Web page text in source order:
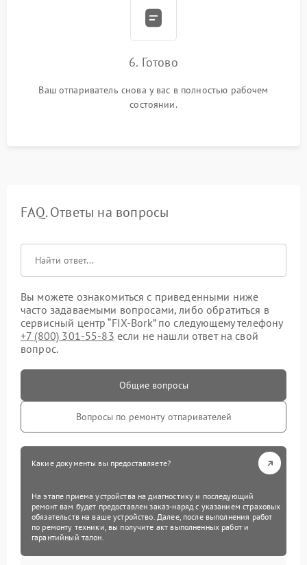
6. Готово
Ваш отпариватель снова у вас в полностью рабочем
состоянии.
FAQ. Ответы на вопросы
Вы можете ознакомиться с приведенными ниже
часто задаваемыми вопросами, либо обратиться в
сервисный центр “FIX-Bork” по следующему телефону
+7 (800) 301-55-83 если не нашли ответ на свой
вопрос.
Общие вопросы
Вопросы по ремонту отпаривателей
Какие документы вы предоставляете?
На этапе приема устройства на диагностику и последующий
ремонт вам будет предоставлен заказ-наряд с указанием страховых
обязательств на ваше устройство. Далее, после выполнения работ
по ремонту техники, вы получите акт выполненных работ и
гарантийный талон.